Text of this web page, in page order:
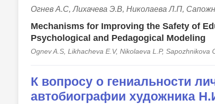
Огнев А.С, Лихачева Э.В, Николаева Л.П,
Mechanisms for Improving the Safety of
Psychological and Pedagogical Modeling
Ognev A.S, Likhacheva E.V, Nikolaeva L.P, Sapozhnikova
К вопросу о гениальности
автобиографии художника